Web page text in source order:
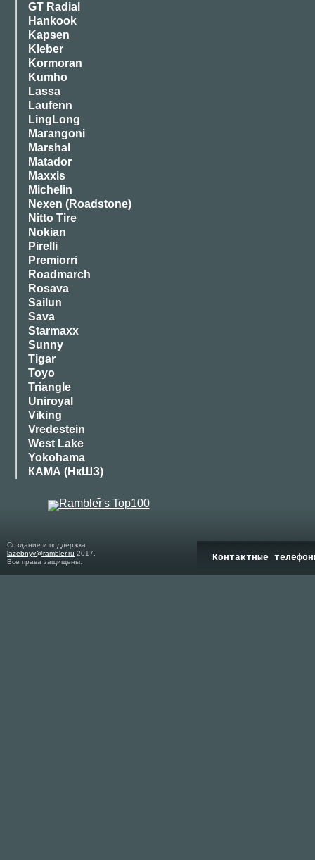
GT Radial
Hankook
Kapsen
Kleber
Kormoran
Kumho
Lassa
Laufenn
LingLong
Marangoni
Marshal
Matador
Maxxis
Michelin
Nexen (Roadstone)
Nitto Tire
Nokian
Pirelli
Premiorri
Roadmarch
Rosava
Sailun
Sava
Starmaxx
Sunny
Tigar
Toyo
Triangle
Uniroyal
Viking
Vredestein
West Lake
Yokohama
КАМА (НкШЗ)
Создание и поддержка
lazebnyy@rambler.ru 2017.
Все права защищены.
Контактные